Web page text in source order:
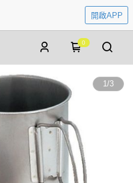
開啟APP
0
1/3